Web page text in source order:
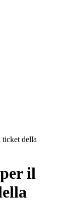
ticket della
il